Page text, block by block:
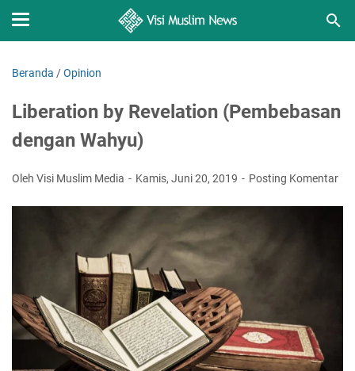
Beranda /Opinion
Liberation by Revelation (Pembebasan
dengan Wahyu)
Oleh Visi Muslim Media Kamis, Juni 20, 2019 Posting Komentar